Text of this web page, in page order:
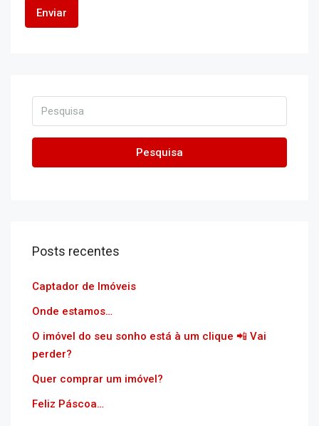
Pesquisa
Posts recentes
Captador de Imóveis
Onde estamos…
O imóvel do seu sonho está à um clique 📲 Vai
perder?
Quer comprar um imóvel?
Feliz Páscoa…